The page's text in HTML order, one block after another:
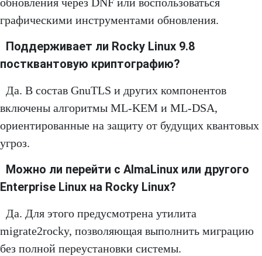
графическими инструментами обновления.
Поддерживает ли Rocky Linux 9.8
постквантовую криптографию?
Да. В состав GnuTLS и других компонентов
включены алгоритмы ML-KEM и ML-DSA,
ориентированные на защиту от будущих квантовых
угроз.
Можно ли перейти с AlmaLinux или другого
Enterprise Linux на Rocky Linux?
Да. Для этого предусмотрена утилита
migrate2rocky, позволяющая выполнить миграцию
без полной переустановки системы.